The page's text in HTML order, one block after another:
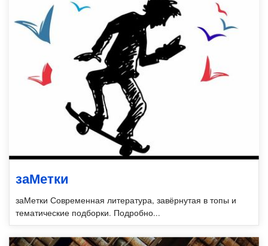
заМетки
заМетки Современная литература, завёрнутая в топы и
тематические подборки. Подробно...